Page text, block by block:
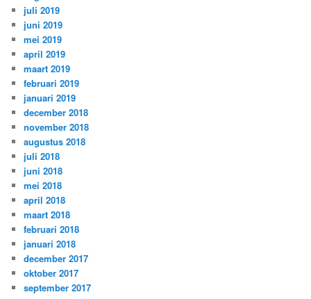
juli 2019
juni 2019
mei 2019
april 2019
maart 2019
februari 2019
januari 2019
december 2018
november 2018
augustus 2018
juli 2018
juni 2018
mei 2018
april 2018
maart 2018
februari 2018
januari 2018
december 2017
oktober 2017
september 2017